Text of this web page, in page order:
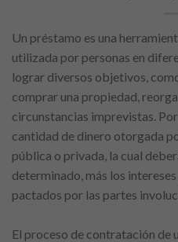
Un préstamo es una
utilizada por personas en
lograr diversos objetivos,
comprar una propiedad,
circunstancias imprevistas.
cantidad de dinero otorgada
pública o privada, la cual
determinado, más los
pactados por las partes
El proceso de contratación de